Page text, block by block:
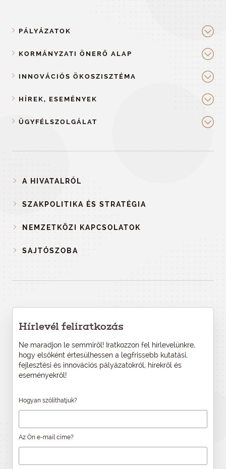
PÁLYÁZATOK
KORMÁNYZATI ÖNERŐ ALAP
INNOVÁCIÓS ÖKOSZISZTÉMA
HÍREK, ESEMÉNYEK
ÜGYFÉLSZOLGÁLAT
A HIVATALRÓL
SZAKPOLITIKA ÉS STRATÉGIA
NEMZETKÖZI KAPCSOLATOK
SAJTÓSZOBA
Hírlevél feliratkozás
Ne maradjon le semmiről! Iratkozzon fel hírlevelünkre,
hogy elsőként értesülhessen a legfrissebb kutatási,
fejlesztési és innovációs pályázatokról, hírekről és
eseményekről!
Hogyan szólíthatjuk?
Az Ön e-mail címe?